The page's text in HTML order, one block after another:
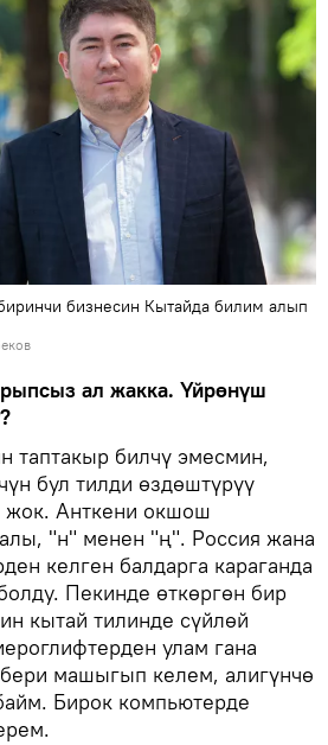
бизнесин Кытайда билим алып
ал жакка. Үйрөнүш
таптакыр билчү эмесмин,
бул тилди өздөштүрүү
жок. Анткени окшош
"н" менен "ң". Россия жана
келген балдарга караганда
Пекинде өткөргөн бир
кытай тилинде сүйлөй
улам гана
машыгып келем, алигүнчө
Бирок компьютерде